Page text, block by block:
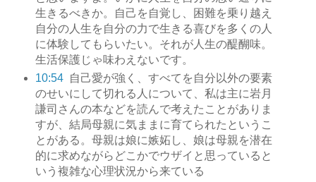
生きるべきか。自己を自覚し、困難を乗り越え
自分の人生を自分の力で生きる喜びを多くの人
に体験してもらいたい。それが人生の醍醐味。
生活保護じゃ味わえないです。
10:54
自己愛が強く、すべてを自分以外の要素
のせいにして切れる人について、私は主に岩月
謙司さんの本などを読んで考えたことがありま
すが、結局母親に気ままに育てられたというこ
とがある。母親は娘に嫉妬し、娘は母親を潜在
的に求めながらどこかでウザイと思っていると
いう複雑な心理状況から来ている